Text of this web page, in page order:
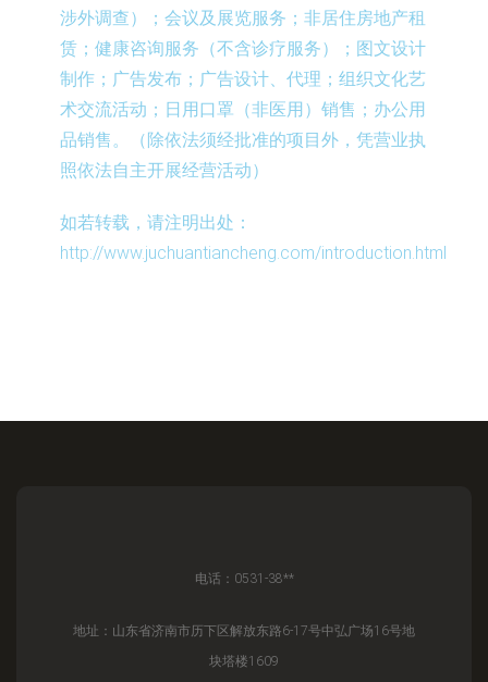
涉外调查）；会议及展览服务；非居住房地产租
赁；健康咨询服务（不含诊疗服务）；图文设计
制作；广告发布；广告设计、代理；组织文化艺
术交流活动；日用口罩（非医用）销售；办公用
品销售。（除依法须经批准的项目外，凭营业执
照依法自主开展经营活动）
如若转载，请注明出处：
http://www.juchuantiancheng.com/introduction.html
电话：0531-38**
地址：山东省济南市历下区解放东路6-17号中弘广场16号地
块塔楼1609